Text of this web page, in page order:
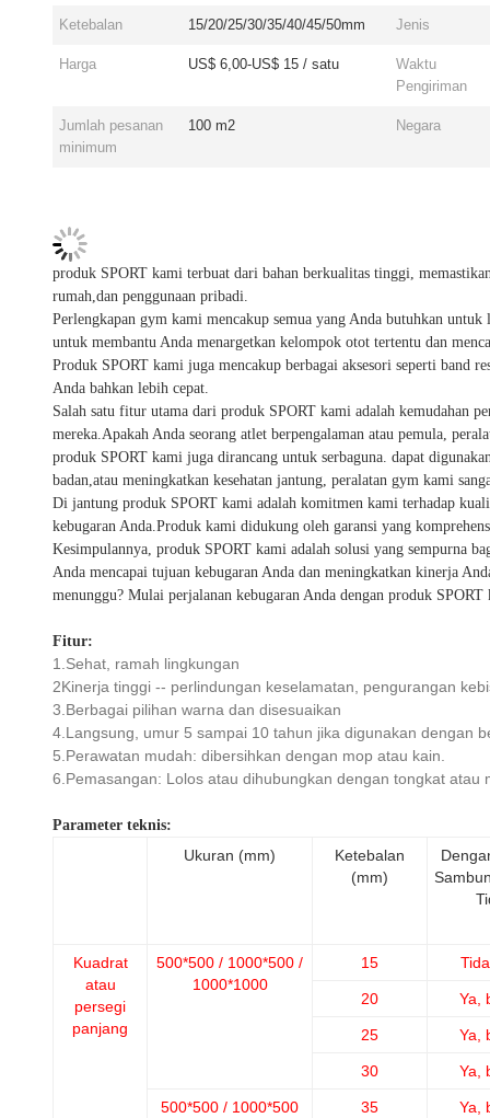
Ketebalan 15/20/25/30/35/40/45/50mm Jenis
Harga US$ 6,00-US$ 15 / satu
Waktu
Pengiriman
Jumlah pesanan
minimum
100 m2 Negara
produk SPORT kami terbuat dari bahan berkualitas tinggi,
rumah,dan penggunaan pribadi.
Perlengkapan gym kami mencakup semua yang Anda butuhkan
untuk membantu Anda menargetkan kelompok otot tertentu dan
Produk SPORT kami juga mencakup berbagai aksesori seperti band
Anda bahkan lebih cepat.
Salah satu fitur utama dari produk SPORT kami adalah kemudahan
mereka.Apakah Anda seorang atlet berpengalaman atau pemula,
produk SPORT kami juga dirancang untuk serbaguna. dapat
badan,atau meningkatkan kesehatan jantung, peralatan gym kami
Di jantung produk SPORT kami adalah komitmen kami terhadap
kebugaran Anda.Produk kami didukung oleh garansi yang
Kesimpulannya, produk SPORT kami adalah solusi yang sempurna
Anda mencapai tujuan kebugaran Anda dan meningkatkan kinerja
menunggu? Mulai perjalanan kebugaran Anda dengan produk
Fitur:
1.Sehat, ramah lingkungan
2Kinerja tinggi -- perlindungan keselamatan, pengurangan
3.Berbagai pilihan warna dan disesuaikan
4.Langsung, umur 5 sampai 10 tahun jika digunakan dengan
5.Perawatan mudah: dibersihkan dengan mop atau kain.
6.Pemasangan: Lolos atau dihubungkan dengan tongkat atau
Parameter teknis:
Ukuran (mm)
Ketebalan
(mm)
Kuadrat
atau
persegi
panjang
500*500 / 1000*500 /
1000*1000
15
20 Ya,
25 Ya,
30 Ya,
500*500 / 1000*500 35 Ya,